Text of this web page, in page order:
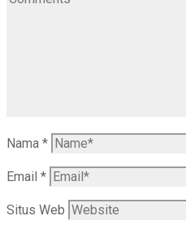
Nama *
Email *
Situs Web